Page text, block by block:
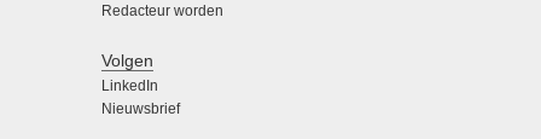
Redacteur worden
Volgen
LinkedIn
Nieuwsbrief